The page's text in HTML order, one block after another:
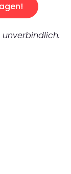
unverbindlich.